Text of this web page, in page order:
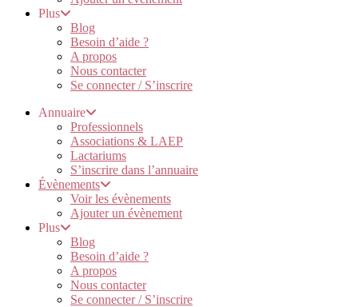
Plus
Blog
Besoin d’aide ?
A propos
Nous contacter
Se connecter / S’inscrire
Annuaire
Professionnels
Associations & LAEP
Lactariums
S’inscrire dans l’annuaire
Évènements
Voir les évènements
Ajouter un évènement
Plus
Blog
Besoin d’aide ?
A propos
Nous contacter
Se connecter / S’inscrire